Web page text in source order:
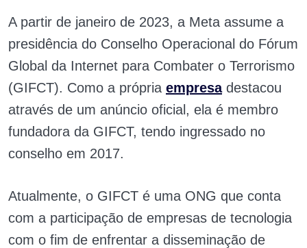
A partir de janeiro de 2023, a Meta assume a
presidência do Conselho Operacional do Fórum
Global da Internet para Combater o Terrorismo
(GIFCT). Como a própria empresa destacou
através de um anúncio oficial, ela é membro
fundadora da GIFCT, tendo ingressado no
conselho em 2017.
Atualmente, o GIFCT é uma ONG que conta
com a participação de empresas de tecnologia
com o fim de enfrentar a disseminação de